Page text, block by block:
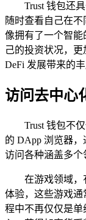
Trust 钱包还
随时查看自己在
像拥有了一个智能
己的投资状况，
DeFi 发展带来的丰
访问去中心
Trust 钱包不
的 DApp 浏览器
访问各种涵盖多个
在游戏领域，
体验，这些游戏
程中不再仅仅是